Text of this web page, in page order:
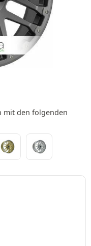
mit den folgenden